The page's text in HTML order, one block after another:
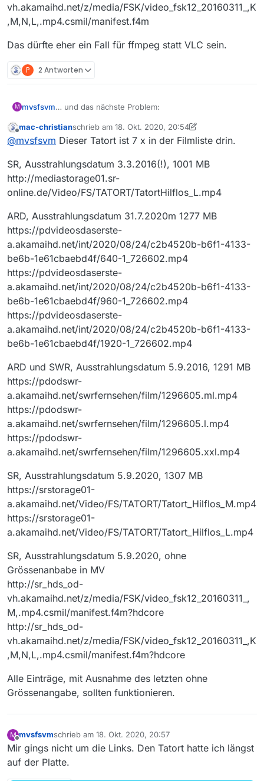
vh.akamaihd.net/z/media/FSK/video_fsk12_20160311_,K
,M,N,L,.mp4.csmil/manifest.f4m
Das dürfte eher ein Fall für ffmpeg statt VLC sein.
P 2 Antworten
M mvsfsvm… und das nächste Problem:
Der TatortHilflosim SR (Website-URL in der Liste ist
kaputt, MV öffnet beim Klick darauf einen “Datei
http://sr_hds_od-
vh.akamaihd.net/z/media/FSK/video_fsk12_20160311_,
K,M,N,L,.mp4.csmil/manifest.f4m
Das dürfte eher ein Fall für ffmpeg statt VLC sein.
Offline
mac-christianschrieb am 18. Okt. 2020, 20:54
zuletzt editiert von mac-christian
@mvsfsvm Dieser Tatort ist 7 x in der Filmliste drin.
SR, Ausstrahlungsdatum 3.3.2016(!), 1001 MB
http://mediastorage01.sr-
online.de/Video/FS/TATORT/TatortHilflos_L.mp4
ARD, Ausstrahlungsdatum 31.7.2020m 1277 MB
https://pdvideosdaserste-
a.akamaihd.net/int/2020/08/24/c2b4520b-b6f1-4133-
be6b-1e61cbaebd4f/640-1_726602.mp4
https://pdvideosdaserste-
a.akamaihd.net/int/2020/08/24/c2b4520b-b6f1-4133-
be6b-1e61cbaebd4f/960-1_726602.mp4
https://pdvideosdaserste-
a.akamaihd.net/int/2020/08/24/c2b4520b-b6f1-4133-
be6b-1e61cbaebd4f/1920-1_726602.mp4
ARD und SWR, Ausstrahlungsdatum 5.9.2016, 1291 MB
https://pdodswr-
a.akamaihd.net/swrfernsehen/film/1296605.ml.mp4
https://pdodswr-
a.akamaihd.net/swrfernsehen/film/1296605.l.mp4
https://pdodswr-
a.akamaihd.net/swrfernsehen/film/1296605.xxl.mp4
SR, Ausstrahlungsdatum 5.9.2020, 1307 MB
https://srstorage01-
a.akamaihd.net/Video/FS/TATORT/Tatort_Hilflos_M.mp4
https://srstorage01-
a.akamaihd.net/Video/FS/TATORT/Tatort_Hilflos_L.mp4
SR, Ausstrahlungsdatum 5.9.2020, ohne
Grössenanbabe in MV
http://sr_hds_od-
vh.akamaihd.net/z/media/FSK/video_fsk12_20160311_,
M,.mp4.csmil/manifest.f4m?hdcore
http://sr_hds_od-
vh.akamaihd.net/z/media/FSK/video_fsk12_20160311_,K
,M,N,L,.mp4.csmil/manifest.f4m?hdcore
Alle Einträge, mit Ausnahme des letzten ohne
Grössenangabe, sollten funktionieren.
M
Offline
mvsfsvmschrieb am 18. Okt. 2020, 20:57
zuletzt editiert von
Mir gings nicht um die Links. Den Tatort hatte ich längst
auf der Platte.